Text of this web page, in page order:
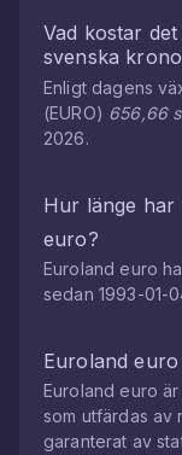
Vad kostar
svenska
Enligt dagens
(EURO) 656,66
2026.
Hur länge
euro?
Euroland euro
sedan 1993-01-
Euroland euro
Euroland euro
som utfärdas av
garanterat av